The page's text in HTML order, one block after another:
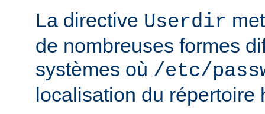
La directive Userdir
de nombreuses formes
systèmes où /etc/
localisation du répertoire